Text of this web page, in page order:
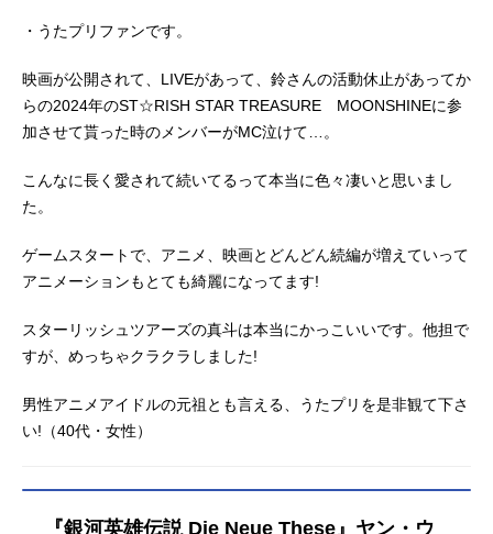
・うたプリファンです。
映画が公開されて、LIVEがあって、鈴さんの活動休止があってか
らの2024年のST☆RISH STAR TREASURE MOONSHINEに参
加させて貰った時のメンバーがMC泣けて…。
こんなに長く愛されて続いてるって本当に色々凄いと思いまし
た。
ゲームスタートで、アニメ、映画とどんどん続編が増えていって
アニメーションもとても綺麗になってます!
スターリッシュツアーズの真斗は本当にかっこいいです。他担で
すが、めっちゃクラクラしました!
男性アニメアイドルの元祖とも言える、うたプリを是非観て下さ
い!（40代・女性）
『銀河英雄伝説 Die Neue These』ヤン・ウ